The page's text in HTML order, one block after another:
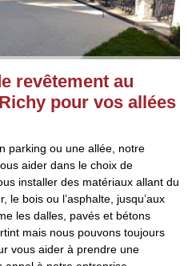
revêtement au
pour vos allées
parking ou une allée, notre
aider dans le choix de
installer des matériaux allant du
le bois ou l’asphalte, jusqu’aux
les dalles, pavés et bétons
mais nous pouvons toujours
vous aider à prendre une